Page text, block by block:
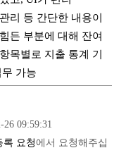
리 등 간단한 내용이
든 부분에 대해 잔여
목별로 지출 통계 기
가능
09:59:31
록 요청에서 요청해주십